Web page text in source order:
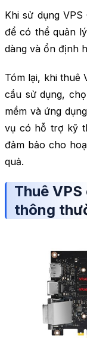
Khi sử dụng
để có thể quản
dàng và ổn định
Tóm lại, khi thuê
cầu sử dụng,
mềm và ứng
vụ có hỗ trợ kỹ
đảm bảo cho
quả.
Thuê
thông